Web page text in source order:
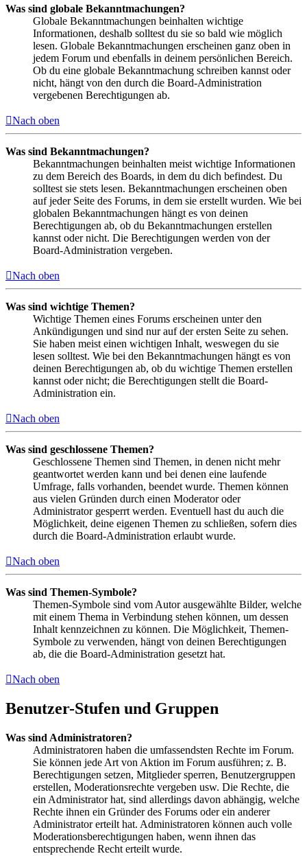
Was sind globale Bekanntmachungen?
Globale Bekanntmachungen beinhalten wichtige
Informationen, deshalb solltest du sie so bald wie möglich
lesen. Globale Bekanntmachungen erscheinen ganz oben in
jedem Forum und ebenfalls in deinem persönlichen Bereich.
Ob du eine globale Bekanntmachung schreiben kannst oder
nicht, hängt von den durch die Board-Administration
vergebenen Berechtigungen ab.
Nach oben
Was sind Bekanntmachungen?
Bekanntmachungen beinhalten meist wichtige Informationen
zu dem Bereich des Boards, in dem du dich befindest. Du
solltest sie stets lesen. Bekanntmachungen erscheinen oben
auf jeder Seite des Forums, in dem sie erstellt wurden. Wie bei
globalen Bekanntmachungen hängt es von deinen
Berechtigungen ab, ob du Bekanntmachungen erstellen
kannst oder nicht. Die Berechtigungen werden von der
Board-Administration vergeben.
Nach oben
Was sind wichtige Themen?
Wichtige Themen eines Forums erscheinen unter den
Ankündigungen und sind nur auf der ersten Seite zu sehen.
Sie haben meist einen wichtigen Inhalt, weswegen du sie
lesen solltest. Wie bei den Bekanntmachungen hängt es von
deinen Berechtigungen ab, ob du wichtige Themen erstellen
kannst oder nicht; die Berechtigungen stellt die Board-
Administration ein.
Nach oben
Was sind geschlossene Themen?
Geschlossene Themen sind Themen, in denen nicht mehr
geantwortet werden kann und bei denen eine laufende
Umfrage, falls vorhanden, beendet wurde. Themen können
aus vielen Gründen durch einen Moderator oder
Administrator gesperrt werden. Eventuell hast du auch die
Möglichkeit, deine eigenen Themen zu schließen, sofern dies
durch die Board-Administration erlaubt wurde.
Nach oben
Was sind Themen-Symbole?
Themen-Symbole sind vom Autor ausgewählte Bilder, welche
mit einem Thema in Verbindung stehen können, um dessen
Inhalt kennzeichnen zu können. Die Möglichkeit, Themen-
Symbole zu verwenden, hängt von deinen Berechtigungen
ab, die die Board-Administration gesetzt hat.
Nach oben
Benutzer-Stufen und Gruppen
Was sind Administratoren?
Administratoren haben die umfassendsten Rechte im Forum.
Sie können jede Art von Aktion im Forum ausführen; z. B.
Berechtigungen setzen, Mitglieder sperren, Benutzergruppen
erstellen, Moderationsrechte vergeben usw. Die Rechte, die
ein Administrator hat, sind allerdings davon abhängig, welche
Rechte ihnen ein Gründer des Forums oder ein anderer
Administrator erteilt hat. Administratoren können auch volle
Moderationsberechtigungen haben, wenn ihnen das
entsprechende Recht erteilt wurde.